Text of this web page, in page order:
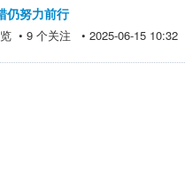
仍努力前行
• 9 个关注 • 2025-06-15 10:32